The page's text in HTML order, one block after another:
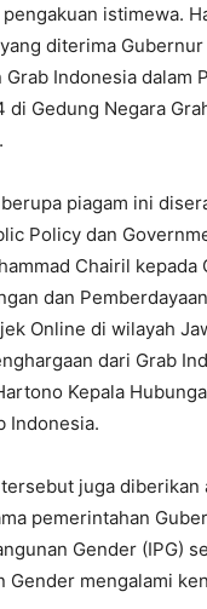
istimewa.
diterima
Grab Indonesia dalam
di Gedung Negara
piagam ini
Policy dan
Chairil kepada
dan
Online di wilayah
dari Grab
Kepala
Indonesia.
juga diberikan
pemerintahan
Gender (IPG)
Gender mengalami